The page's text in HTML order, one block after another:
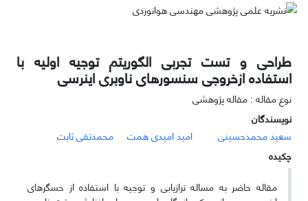
طراحی و تست تجربی الگوریتم توجیه اولیه با
استفاده ازخروجی سنسورهای ناوبری اینرسی
نوع مقاله : مقاله پژوهشی
نویسندگان
سعید محمدحسینی
امید امیدی همت
محمدتقی ثابت
چکیده
مقاله حاضر به مساله ترازیابی و توجیه با استفاده از حسگرهای